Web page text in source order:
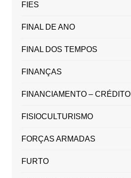
FIES
FINAL DE ANO
FINAL DOS TEMPOS
FINANÇAS
FINANCIAMENTO – CRÉDITO
FISIOCULTURISMO
FORÇAS ARMADAS
FURTO